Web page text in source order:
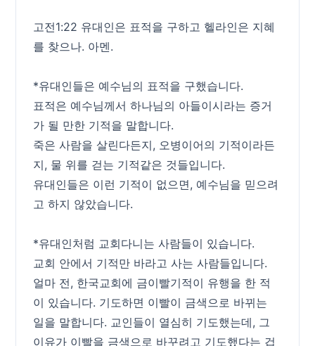
고전1:22 유대인은 표적을 구하고 헬라인은 지혜
를 찾으나. 아멘.
*유대인들은 예수님의 표적을 구했습니다.
표적은 예수님께서 하나님의 아들이시라는 증거
가 될 만한 기적을 말합니다.
죽은 사람을 살린다든지, 오병이어의 기적이라든
지, 물 위를 걷는 기적같은 것들입니다.
유대인들은 이런 기적이 없으면, 예수님을 믿으려
고 하지 않았습니다.
*유대인처럼 교회다니는 사람들이 있습니다.
교회 안에서 기적만 바라고 사는 사람들입니다.
얼마 전, 한국교회에 금이빨기적이 유행을 한 적
이 있습니다. 기도하면 이빨이 금색으로 바뀌는
일을 말합니다. 교인들이 열심히 기도했는데, 그
이유가 이빨을 금색으로 바꾸려고 기도했다는 겁